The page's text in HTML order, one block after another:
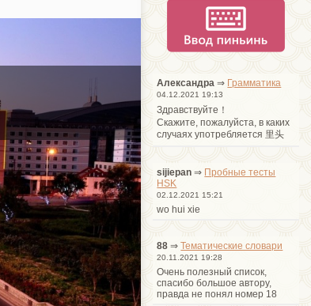
Александра ⇒ Грамматика
04.12.2021 19:13
Здравствуйте！
Cкажите, пожалуйста, в каких
случаях употребляется 里头
sijiepan ⇒ Пробные тесты
HSK
02.12.2021 15:21
wo hui xie
88 ⇒Тематические словари
20.11.2021 19:28
Очень полезный список,
спасибо большое автору,
правда не понял номер 18